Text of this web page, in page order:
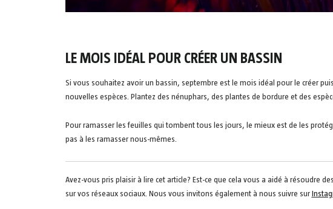
LE MOIS IDÉAL POUR CRÉER UN BASSIN
Si vous souhaitez avoir un bassin, septembre est le mois idéal pour le créer
nouvelles espèces. Plantez des nénuphars, des plantes de bordure et des
Pour ramasser les feuilles qui tombent tous les jours, le mieux est de les
pas à les ramasser nous-mêmes.
Avez-vous pris plaisir à lire cet article? Est-ce que cela vous a aidé à résoudre
sur vos réseaux sociaux. Nous vous invitons également à nous suivre sur